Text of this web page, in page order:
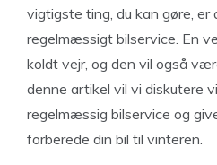
vigtigste ting, du kan gøre,
regelmæssigt bilservice. En
koldt vejr, og den vil også
denne artikel vil vi diskutere
regelmæssig bilservice og
forberede din bil til vinteren.